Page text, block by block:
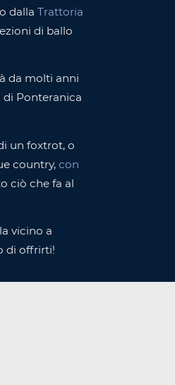
dalla Trattoria
di ballo
da molti anni
di Ponteranica
un foxtrot, o
country, con
ciò che fa al
vicino a
di offrirti!